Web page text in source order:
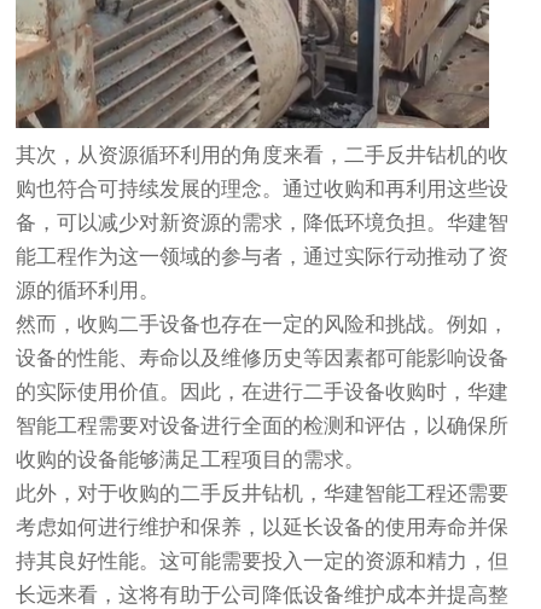
其次，从资源循环利用的角度来看，二手反井钻机的收
购也符合可持续发展的理念。通过收购和再利用这些设
备，可以减少对新资源的需求，降低环境负担。华建智
能工程作为这一领域的参与者，通过实际行动推动了资
源的循环利用。
然而，收购二手设备也存在一定的风险和挑战。例如，
设备的性能、寿命以及维修历史等因素都可能影响设备
的实际使用价值。因此，在进行二手设备收购时，华建
智能工程需要对设备进行全面的检测和评估，以确保所
收购的设备能够满足工程项目的需求。
此外，对于收购的二手反井钻机，华建智能工程还需要
考虑如何进行维护和保养，以延长设备的使用寿命并保
持其良好性能。这可能需要投入一定的资源和精力，但
长远来看，这将有助于公司降低设备维护成本并提高整